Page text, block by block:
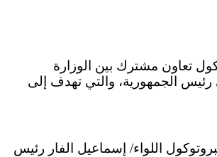
تعاون مشترك بين الوزارة
رئيس الجمهورية، والتي تهدف إلى
اللواء/ إسماعيل الفار رئيس